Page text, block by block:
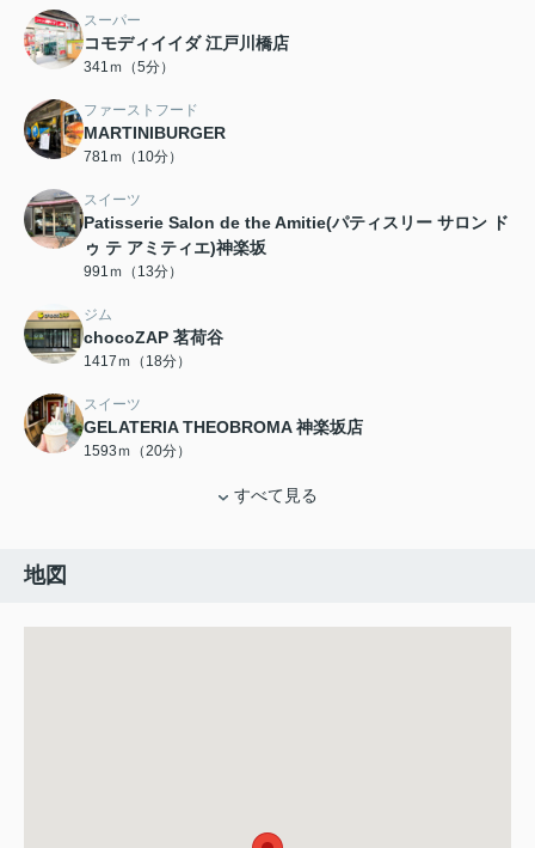
スーパー
コモディイイダ 江戸川橋店
341ｍ（5分）
ファーストフード
MARTINIBURGER
781ｍ（10分）
スイーツ
Patisserie Salon de the Amitie(パティスリー サロン ド
ゥ テ アミティエ)神楽坂
991ｍ（13分）
ジム
chocoZAP 茗荷谷
1417ｍ（18分）
スイーツ
GELATERIA THEOBROMA 神楽坂店
1593ｍ（20分）
すべて見る
地図